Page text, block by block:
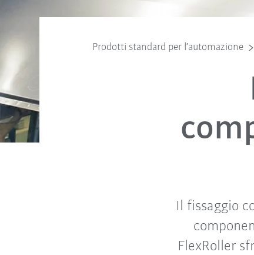
Prodotti standard per l’automazione
Il fissaggio
FlexRoller